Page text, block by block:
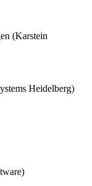
(Karstein
Heidelberg)